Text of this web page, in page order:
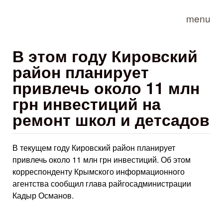
menu
В этом году Кировский
район планирует
привлечь около 11 млн
грн инвестиций на
ремонт школ и детсадов
В текущем году Кировский район планирует
привлечь около 11 млн грн инвестиций. Об этом
корреспонденту Крымского информационного
агентства сообщил глава райгосадминистрации
Кадыр Османов.